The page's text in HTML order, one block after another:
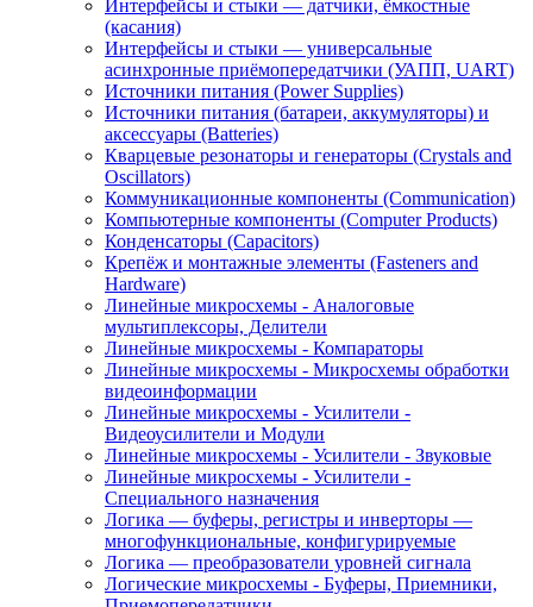
Интерфейсы и стыки — датчики, ёмкостные
(касания)
Интерфейсы и стыки — универсальные
асинхронные приёмопередатчики (УАПП, UART)
Источники питания (Power Supplies)
Источники питания (батареи, аккумуляторы) и
аксессуары (Batteries)
Кварцевые резонаторы и генераторы (Crystals and
Oscillators)
Коммуникационные компоненты (Communication)
Компьютерные компоненты (Computer Products)
Конденсаторы (Capacitors)
Крепёж и монтажные элементы (Fasteners and
Hardware)
Линейные микросхемы - Аналоговые
мультиплексоры, Делители
Линейные микросхемы - Компараторы
Линейные микросхемы - Микросхемы обработки
видеоинформации
Линейные микросхемы - Усилители -
Видеоусилители и Модули
Линейные микросхемы - Усилители - Звуковые
Линейные микросхемы - Усилители -
Специального назначения
Логика — буферы, регистры и инверторы —
многофункциональные, конфигурируемые
Логика — преобразователи уровней сигнала
Логические микросхемы - Буферы, Приемники,